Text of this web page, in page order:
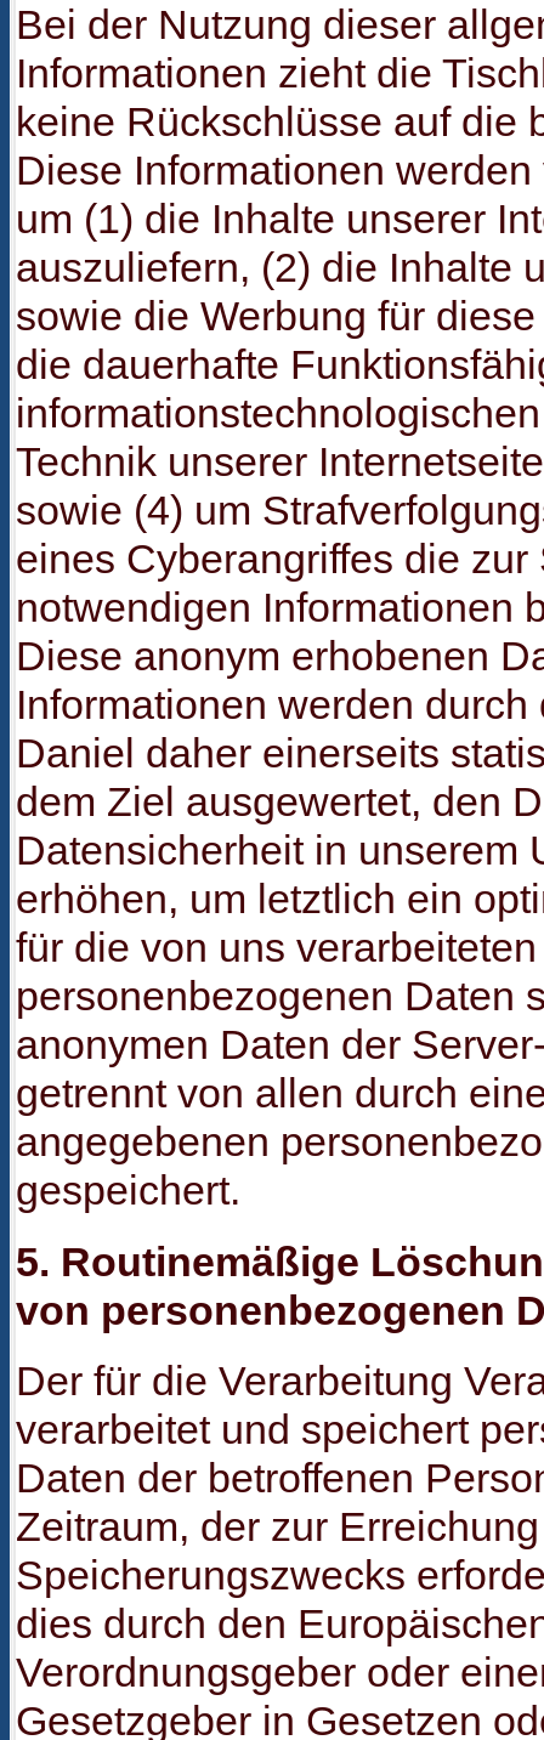
Bei der Nutzung dieser
Informationen zieht die
keine Rückschlüsse auf die
Diese Informationen
um (1) die Inhalte unserer
auszuliefern, (2) die Inhalte
sowie die Werbung für
die dauerhafte
Technik unserer
sowie (4) um
eines Cyberangriffes die zur
notwendigen Informationen
Diese anonym erhobenen
Informationen werden
Daniel daher einerseits
dem Ziel ausgewertet, den
Datensicherheit in unserem
erhöhen, um letztlich ein
für die von uns verarbeiteten
personenbezogenen Daten
anonymen Daten der
getrennt von allen durch
angegebenen
gespeichert.
5. Routinemäßige
von personenbezogenen
Der für die Verarbeitung
verarbeitet und speichert
Daten der betroffenen
Zeitraum, der zur
Speicherungszwecks
dies durch den
Verordnungsgeber oder
Gesetzgeber in Gesetzen